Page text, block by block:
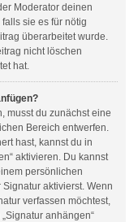
Moderator deinen
sie es für nötig
überarbeitet wurde.
nicht löschen
hat.
musst du zunächst eine
Bereich entwerfen.
hast, kannst du in
aktivieren. Du kannst
persönlichen
aktivierst. Wenn
verfassen möchtest,
anhängen“